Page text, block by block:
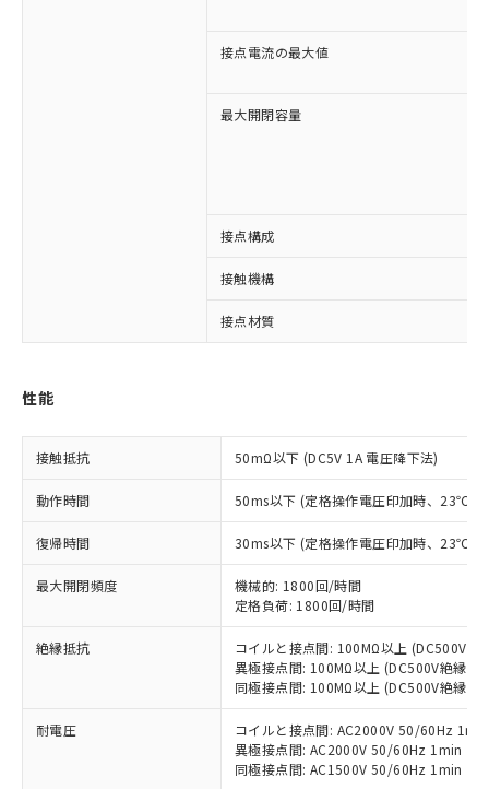
接点電流の最大値
最大開閉容量
接点構成
接触機構
接点材質
性能
接触抵抗 50mΩ以下 (DC5V 1A 電圧降下法)
動作時間 50ms以下 (定格操作電圧印加時、23℃、
復帰時間 30ms以下 (定格操作電圧印加時、23℃、
最大開閉頻度
機械的: 1800回/時間
定格負荷: 1800回/時間
絶縁抵抗
コイルと接点間: 100MΩ以上 (DC500V絶
異極接点間: 100MΩ以上 (DC500V絶縁抵
同極接点間: 100MΩ以上 (DC500V絶縁抵
耐電圧
コイルと接点間: AC2000V 50/60Hz 1min
異極接点間: AC2000V 50/60Hz 1min
同極接点間: AC1500V 50/60Hz 1min
ご利用条件
以下の条件をお読みいただき、同意のうえ
ご利用ください。
本サービスは、当社制御機器事業取扱
商品の当社在庫状況および標準価格
(税抜)を提供させていただくもので
当社制御機器事業取扱商品の中には、
本サービスの対象外となる商品もある
ことをご了承ください。
在庫状況および標準価格照会結果は、
記載している更新日時点での社内デー
対応予定：EU RoHS指令（10物質）の非含
有に対応した製品に切り替える予定のある
対応予定なし：EU RoHS指令（10物質）の
非含有に非対応の商品で、対応品を出す予
定はありません。
調査・確認中：EU RoHS指令（10物質）の
非含有の対応状況を調査中または確認中の
非該当品：ライセンス料など無形物で、有
害物質有無と関係のない商品です。
仕入先様の事情により、非含有部品として
いたものが、含有品と判明した場合などや
むを得ず変更することがあります。
*EU RoHS指令（10物質）：
※1 中国RoHS○×表
「○」：最大均質材料含有率が中国RoHSの
基準値以下であることを示します。
「×」：最大均質材料含有率が中国RoHSの
基準値を超えていることを示します。
「－」：未確認です。当社販売部門へお問
当社は、これら貴社製品のうち、外国
為替および外国貿易法に定める商品
（以下｢規制貨物等」という）を輸出
または国外への提供する場合は、日本